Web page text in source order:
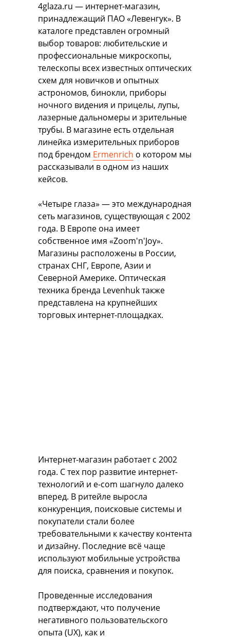
4glaza.ru — интернет-магазин,
принадлежащий ПАО «Левенгук». В
каталоге представлен огромный
выбор товаров: любительские и
профессиональные микроскопы,
телескопы всех известных оптических
схем для новичков и опытных
астрономов, бинокли, приборы
ночного видения и прицелы, лупы,
лазерные дальномеры и зрительные
трубы. В магазине есть отдельная
линейка измерительных приборов
под брендом Ermenrich о котором мы
рассказывали в одном из наших
кейсов.
«Четыре глаза» — это международная
сеть магазинов, существующая с 2002
года. В Европе она имеет
собственное имя «Zoom'n'Joy».
Магазины расположены в России,
странах СНГ, Европе, Азии и
Северной Америке. Оптическая
техника бренда Levenhuk также
представлена на крупнейших
торговых интернет-площадках.
Интернет-магазин работает с 2002
года. С тех пор развитие интернет-
технологий и e-com шагнуло далеко
вперед. В ритейле выросла
конкуренция, поисковые системы и
покупатели стали более
требовательными к качеству контента
и дизайну. Последние всё чаще
используют мобильные устройства
для поиска, сравнения и покупок.
Проведенные исследования
подтверждают, что получение
негативного пользовательского
опыта (UX), как и